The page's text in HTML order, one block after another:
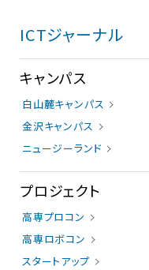
ICTジャーナル
キャンパス
白山麓キャンパス
金沢キャンパス
ニュージーランド
プロジェクト
高専プロコン
高専ロボコン
スタートアップ